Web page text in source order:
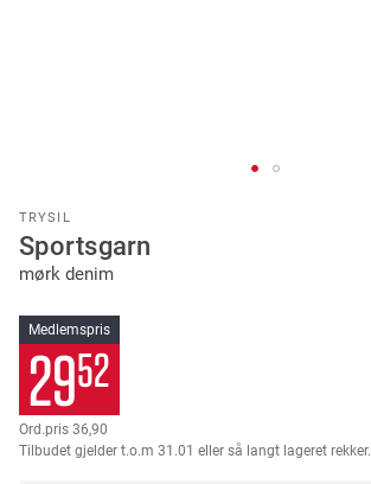
TRYSIL
Sportsgarn
mørk denim
Medlemspris
2952
36,90
Tilbudet gjelder t.o.m 31.01 eller så langt lageret rekker.
to
the
beginning
the
images
gallery